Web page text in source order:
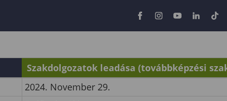
Szakdolgozatok leadása (továbbképzési
2024. November 29.